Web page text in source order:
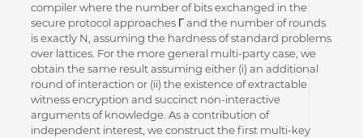
compiler where the number of bits exchanged in the
secure protocol approaches Γ and the number of rounds
is exactly N, assuming the hardness of standard problems
over lattices. For the more general multi-party case, we
obtain the same result assuming either (i) an additional
round of interaction or (ii) the existence of extractable
witness encryption and succinct non-interactive
arguments of knowledge. As a contribution of
independent interest, we construct the first multi-key